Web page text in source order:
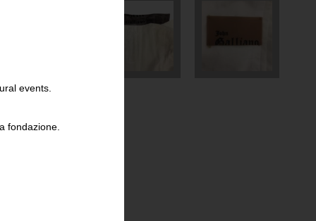
events.
fondazione.